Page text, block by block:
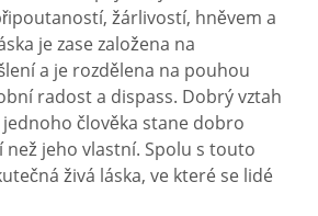
žárlivostí, hněvem a
je zase založena na
a je rozdělena na pouhou
radost a dispass. Dobrý vztah
člověka stane dobro
jeho vlastní. Spolu s touto
živá láska, ve které se lidé